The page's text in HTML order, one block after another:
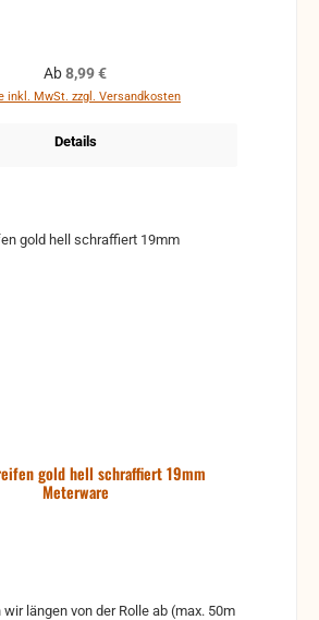
Regulärer Preis:
Ab8,99 €
inkl. MwSt. zzgl. Versandkosten
Details
gold hell schraffiert 19mm
Meterware